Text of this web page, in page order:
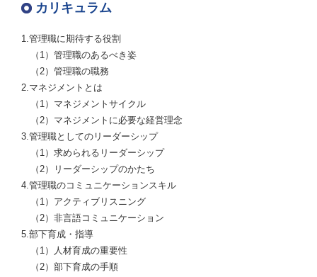
カリキュラム
1.管理職に期待する役割
（1）管理職のあるべき姿
（2）管理職の職務
2.マネジメントとは
（1）マネジメントサイクル
（2）マネジメントに必要な経営理念
3.管理職としてのリーダーシップ
（1）求められるリーダーシップ
（2）リーダーシップのかたち
4.管理職のコミュニケーションスキル
（1）アクティブリスニング
（2）非言語コミュニケーション
5.部下育成・指導
（1）人材育成の重要性
（2）部下育成の手順